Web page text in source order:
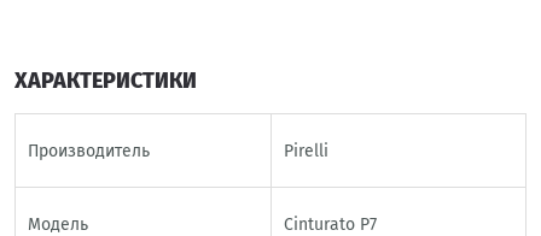
ХАРАКТЕРИСТИКИ
Производитель Pirelli
Модель Cinturato P7